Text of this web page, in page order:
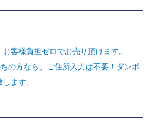
客様負担ゼロでお売り頂けます。
の方なら、ご住所入力は不要！ダンボ
ます。